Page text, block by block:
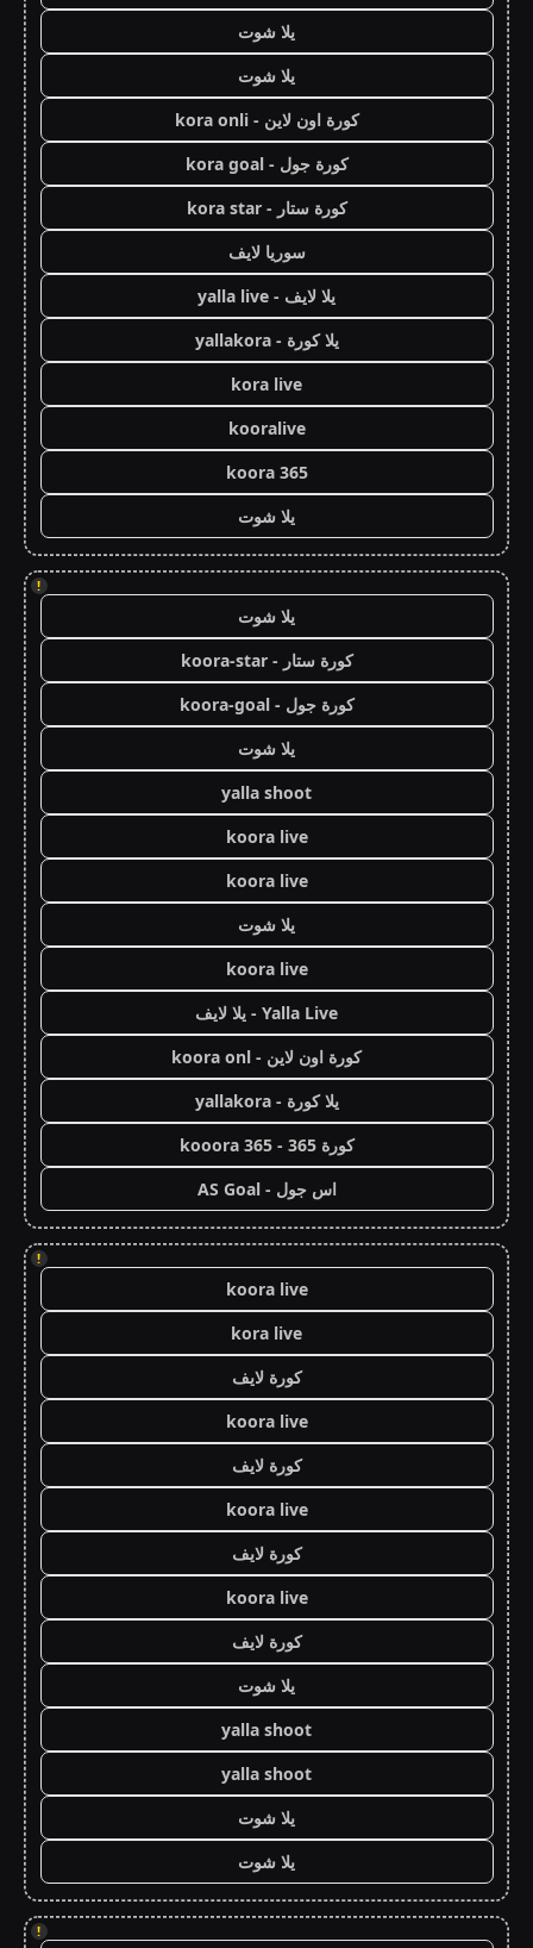
يلا شوت
يلا شوت
كورة اون لاين - kora onli
كورة جول - kora goal
كورة ستار - kora star
سوريا لايف
يلا لايف - yalla live
يلا كورة - yallakora
kora live
kooralive
koora 365
يلا شوت
!
يلا شوت
كورة ستار - koora-star
كورة جول - koora-goal
يلا شوت
yalla shoot
koora live
koora live
يلا شوت
koora live
Yalla Live - يلا لايف
كورة اون لاين - koora onl
يلا كورة - yallakora
كورة 365 - kooora 365
اس جول - AS Goal
!
koora live
kora live
كورة لايف
koora live
كورة لايف
koora live
كورة لايف
koora live
كورة لايف
يلا شوت
yalla shoot
yalla shoot
يلا شوت
يلا شوت
!